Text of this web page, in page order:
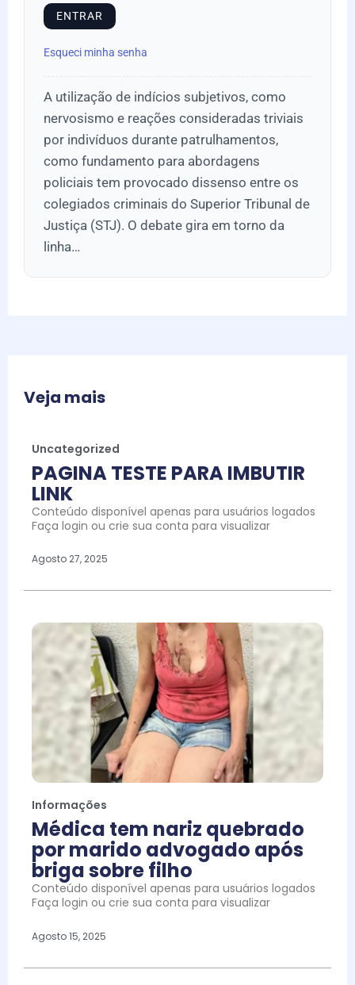
Esqueci minha senha
A utilização de indícios subjetivos, como
nervosismo e reações consideradas triviais
por indivíduos durante patrulhamentos,
como fundamento para abordagens
policiais tem provocado dissenso entre os
colegiados criminais do Superior Tribunal de
Justiça (STJ). O debate gira em torno da
linha…
Veja mais
Uncategorized
PAGINA TESTE PARA IMBUTIR
LINK
Conteúdo disponível apenas para usuários logados
Faça login ou crie sua conta para visualizar
Agosto 27, 2025
Informações
Médica tem nariz quebrado
por marido advogado após
briga sobre filho
Conteúdo disponível apenas para usuários logados
Faça login ou crie sua conta para visualizar
Agosto 15, 2025